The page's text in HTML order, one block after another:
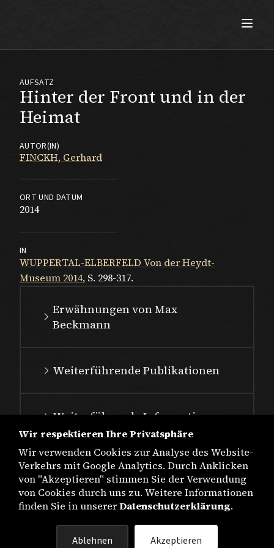
Hinter der Front und in der
Heimat
AUFSATZ
AUTOR(IN)
FINCKH, Gerhard
ORT UND DATUM
2014
IN
WUPPERTAL-ELBERFELD Von der Heydt-
Museum 2014, S. 298-317.
Erwähnungen von Max
Beckmann
Weiterführende Publikationen
Weiterführende Informationen
DATENSCHUTZ
Wir respektieren Ihre Privatsphäre
Wir verwenden Cookies zur Analyse des Website-
Verkehrs mit Google Analytics. Durch Anklicken
von "Akzeptieren" stimmen Sie der Verwendung
von Cookies durch uns zu. Weitere Informationen
finden Sie in unsererDatenschutzerklärung.
Ablehnen Akzeptieren